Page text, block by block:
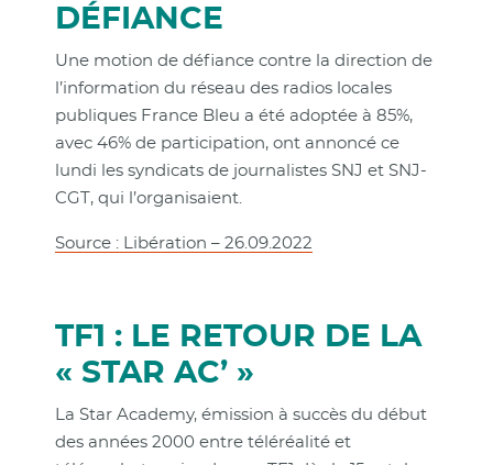
DÉFIANCE
Une motion de défiance contre la direction de
l’information du réseau des radios locales
publiques France Bleu a été adoptée à 85%,
avec 46% de participation, ont annoncé ce
lundi les syndicats de journalistes SNJ et SNJ-
CGT, qui l’organisaient.
Source : Libération – 26.09.2022
TF1 : LE RETOUR DE LA
« STAR AC’ »
La Star Academy, émission à succès du début
des années 2000 entre téléréalité et